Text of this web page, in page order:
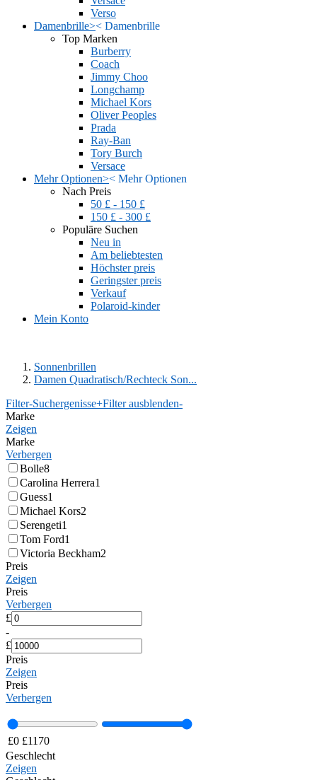
Verso
Damenbrille>< Damenbrille
Top Marken
Burberry
Coach
Jimmy Choo
Longchamp
Michael Kors
Oliver Peoples
Prada
Ray-Ban
Tory Burch
Versace
Mehr Optionen>< Mehr Optionen
Nach Preis
50 £ - 150 £
150 £ - 300 £
Populäre Suchen
Neu in
Am beliebtesten
Höchster preis
Geringster preis
Verkauf
Polaroid-kinder
Mein Konto
Sonnenbrillen
Damen Quadratisch/Rechteck Son...
Filter-Suchergenisse+Filter ausblenden-
Marke
Zeigen
Marke
Verbergen
Bolle8
Carolina Herrera1
Guess1
Michael Kors2
Serengeti1
Tom Ford1
Victoria Beckham2
Preis
Zeigen
Preis
Verbergen
£
-
£
Preis
Zeigen
Preis
Verbergen
£0 £1170
Geschlecht
Zeigen